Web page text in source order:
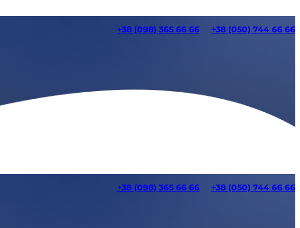
+38 (098) 365 66 66 +38 (050) 744 66 66
+38 (098) 365 66 66 +38 (050) 744 66 66